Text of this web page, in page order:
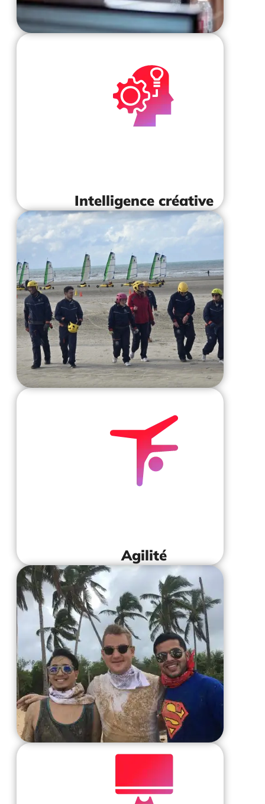
Intelligence créative
L'intelligence créative consiste à
Agilité
Faire preuve d'agilité dans la manière
les sujets, les questions et les personnes,